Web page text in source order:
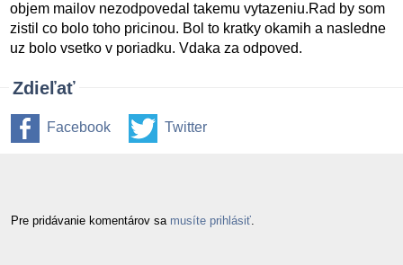
objem mailov nezodpovedal takemu vytazeniu.Rad by som
zistil co bolo toho pricinou. Bol to kratky okamih a nasledne
uz bolo vsetko v poriadku. Vdaka za odpoved.
Zdieľať
Facebook Twitter
Pre pridávanie komentárov sa musíte prihlásiť